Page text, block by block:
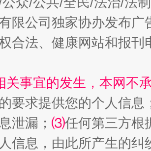
贴”乱象丛生
生
有限公司独家协办发布
合法、健康网站和报
关事宜的发生，本网不
要求提供您的个人信息
泄漏； ⑶任何第三方根
信息，由此所产生的纠